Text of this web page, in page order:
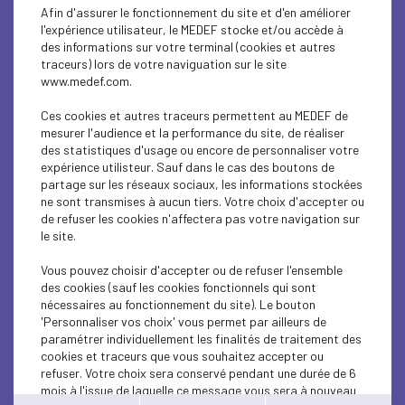
DIGITAL
MEDEF LIFE
ECONOMY
DIGITAL
ECONOMY
ECONOMY
SUSTAINABLE DEVELOPMENT
DIGITAL
MEDEF LIFE
DIGITAL
ECONOMY
Afin d'assurer le fonctionnement du site et d'en améliorer
l'expérience utilisateur, le MEDEF stocke et/ou accède à
des informations sur votre terminal (cookies et autres
traceurs) lors de votre naviguation sur le site
www.medef.com.
Ces cookies et autres traceurs permettent au MEDEF de
mesurer l'audience et la performance du site, de réaliser
des statistiques d'usage ou encore de personnaliser votre
expérience utilisteur. Sauf dans le cas des boutons de
partage sur les réseaux sociaux, les informations stockées
ne sont transmises à aucun tiers. Votre choix d'accepter ou
de refuser les cookies n'affectera pas votre navigation sur
le site.
Vous pouvez choisir d'accepter ou de refuser l'ensemble
des cookies (sauf les cookies fonctionnels qui sont
nécessaires au fonctionnement du site). Le bouton
'Personnaliser vos choix' vous permet par ailleurs de
paramétrer individuellement les finalités de traitement des
cookies et traceurs que vous souhaitez accepter ou
refuser. Votre choix sera conservé pendant une durée de 6
mois à l'issue de laquelle ce message vous sera à nouveau